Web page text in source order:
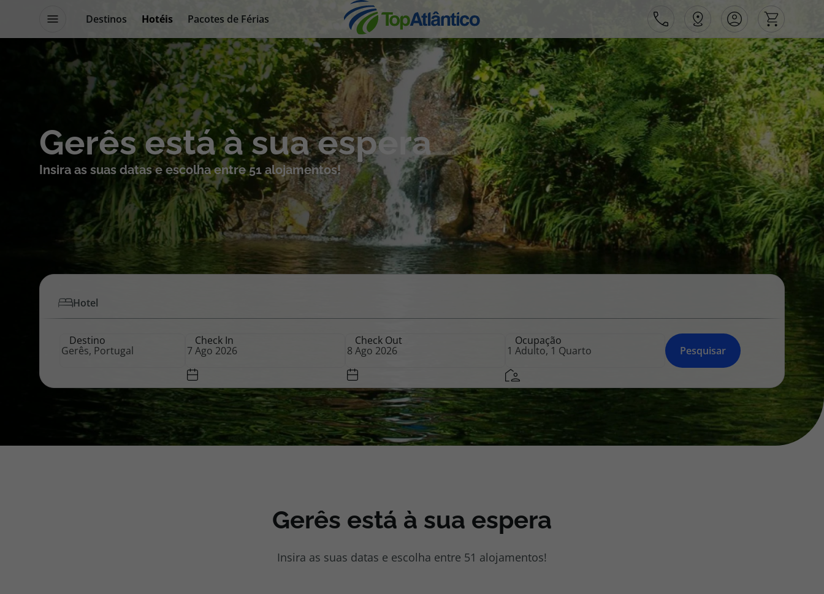
Destinos Hotéis
Pacotes de Férias
Promoções
Blog TopViagens
Destinos
Voos
Hotéis
Pacotes de Férias
Disneyland ® Paris
Escapadinhas
Cruzeiros
Promoções
Especialistas
Blog TopViagens
Área de Cliente
Agências
Contactos
Apoio ao cliente em Portugal
218 925 471
Apoio ao cliente no Estrangeiro
facilidade na marcação das suas viagens, tem ainda ao seu
dispor o nosso call center a funcionar todos os dias úteis das
10:00 às 20:00 e Sábado das 10:00 às 14:00.
Gerês está à sua espera
Insira as suas datas e escolha entre 51 alojamentos!
Hotel
Destino Check In Check Out Ocupação
Pesquisar
Gerês está à sua espera
Insira as suas datas e escolha entre 51 alojamentos!